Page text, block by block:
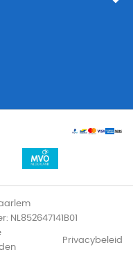
NL852647141B01
Privacybeleid